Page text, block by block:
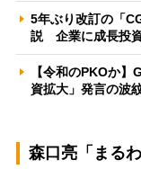
5年ぶり改訂の「
説 企業に成長投
【令和のPKOか
資拡大」発言の
森口亮「まる